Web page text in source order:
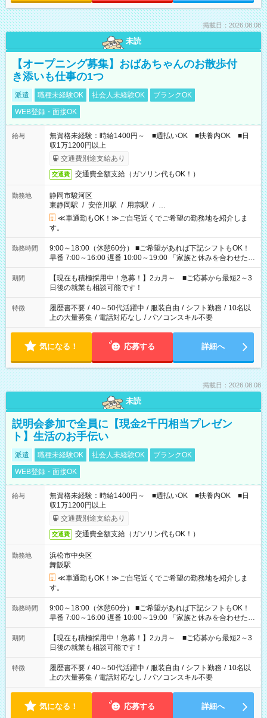
掲載日：2026.08.08
未読
【オープニング募集】おばあちゃんのお散歩付
き添いも仕事の1つ
派遣 職種未経験OK 社会人未経験OK
ブランクOK
WEB登録・面接OK
給与
無資格未経験：時給1400円～ ■週払いOK ■扶養内OK ■日
収1万1200円以上
交通費別途支給あり
交通費 交通費全額支給（ガソリン代もOK！）
勤務地
静岡市駿河区
東静岡駅 / 安倍川駅 / 用宗駅 / …
≪車通勤もOK！≫ご自宅近くでご希望の勤務地を紹介しま
す。
勤務時間
9:00～18:00（休憩60分） ■ご希望があれば下記シフトもOK！
早番 7:00～16:00 遅番 10:00～19:00 「家族と休みを合わせた
い」 「余裕を持って夕飯の準備がしたい」 「できれば残業はし
たくない」 など、ご希望を教えてくださいね。 ※Wワーク希望
の方へ 今ご覧のお仕事で希望する勤務時間と、もう1つのお仕事
の勤務時間。 合計で週40時間を超える場合は応募できません。
期間
【現在も積極採用中！急募！】2カ月～ ■ご応募から最短2～3
日後の就業も相談可能です！
特徴 履歴書不要 / 40～50代活躍中 / 服装自由 / シフト勤務 / 10名以
上の大量募集 / 電話対応なし / パソコンスキル不要
気になる！ 応募する 詳細へ
掲載日：2026.08.08
未読
説明会参加で全員に【現金2千円相当プレゼン
ト】生活のお手伝い
派遣 職種未経験OK 社会人未経験OK
ブランクOK
WEB登録・面接OK
給与
無資格未経験：時給1400円～ ■週払いOK ■扶養内OK ■日
収1万1200円以上
交通費別途支給あり
交通費 交通費全額支給（ガソリン代もOK！）
勤務地
浜松市中央区
舞阪駅
≪車通勤もOK！≫ご自宅近くでご希望の勤務地を紹介しま
す。
勤務時間
9:00～18:00（休憩60分） ■ご希望があれば下記シフトもOK！
早番 7:00～16:00 遅番 10:00～19:00 「家族と休みを合わせた
い」 「余裕を持って夕飯の準備がしたい」 「できれば残業はし
たくない」 など、ご希望を教えてくださいね。 ※Wワーク希望
の方へ 今ご覧のお仕事で希望する勤務時間と、もう1つのお仕事
の勤務時間。 合計で週40時間を超える場合は応募できません。
期間
【現在も積極採用中！急募！】2カ月～ ■ご応募から最短2～3
日後の就業も相談可能です！
特徴 履歴書不要 / 40～50代活躍中 / 服装自由 / シフト勤務 / 10名以
上の大量募集 / 電話対応なし / パソコンスキル不要
気になる！ 応募する 詳細へ